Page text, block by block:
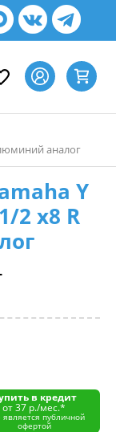
аналог
Y
2 х8 R
в кредит
от 37 р./мес.*
публичной
офертой